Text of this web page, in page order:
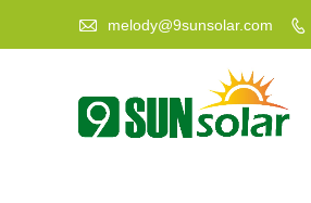
 melody@9sunsolar.com 